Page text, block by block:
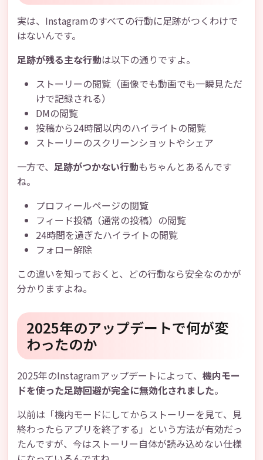
実は、Instagramのすべての行動に足跡がつくわけで
はないんです。
足跡が残る主な行動は以下の通りですよ。
ストーリーの閲覧（画像でも動画でも一瞬見ただ
けで記録される）
DMの閲覧
投稿から24時間以内のハイライトの閲覧
ストーリーのスクリーンショットやシェア
一方で、 足跡がつかない行動もちゃんとあるんです
ね。
プロフィールページの閲覧
フィード投稿（通常の投稿）の閲覧
24時間を過ぎたハイライトの閲覧
フォロー解除
この違いを知っておくと、どの行動なら安全なのかが
分かりますよね。
2025年のアップデートで何が変
わったのか
2025年のInstagramアップデートによって、 機内モー
ドを使った足跡回避が完全に無効化されました。
以前は「機内モードにしてからストーリーを見て、見
終わったらアプリを終了する」という方法が有効だっ
たんですが、今はストーリー自体が読み込めない仕様